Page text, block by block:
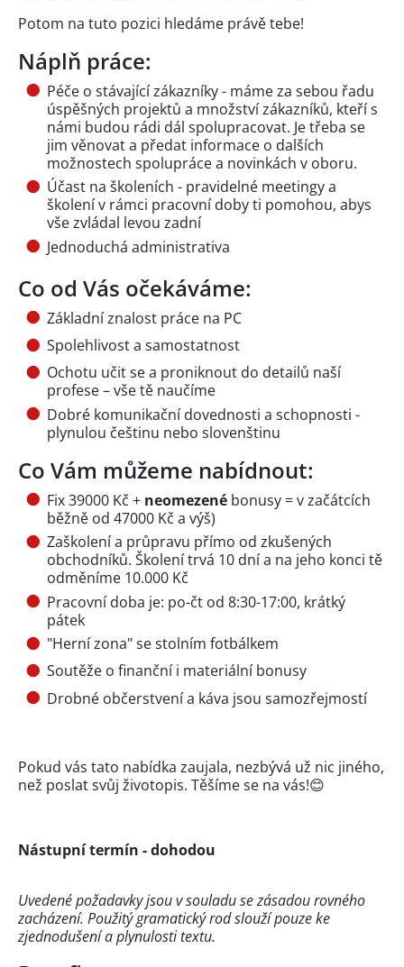
Potom na tuto pozici hledáme právě tebe!
Náplň práce:
Péče o stávající zákazníky - máme za sebou řadu
úspěšných projektů a množství zákazníků, kteří s
námi budou rádi dál spolupracovat. Je třeba se
jim věnovat a předat informace o dalších
možnostech spolupráce a novinkách v oboru.
Účast na školeních - pravidelné meetingy a
školení v rámci pracovní doby ti pomohou, abys
vše zvládal levou zadní
Jednoduchá administrativa
Co od Vás očekáváme:
Základní znalost práce na PC
Spolehlivost a samostatnost
Ochotu učit se a proniknout do detailů naší
profese – vše tě naučíme
Dobré komunikační dovednosti a schopnosti -
plynulou češtinu nebo slovenštinu
Co Vám můžeme nabídnout:
Fix 39000 Kč + neomezené bonusy = v začátcích
běžně od 47000 Kč a výš)
Zaškolení a průpravu přímo od zkušených
obchodníků. Školení trvá 10 dní a na jeho konci tě
odměníme 10.000 Kč
Pracovní doba je: po-čt od 8:30-17:00, krátký
pátek
"Herní zona" se stolním fotbálkem
Soutěže o finanční i materiální bonusy
Drobné občerstvení a káva jsou samozřejmostí
Pokud vás tato nabídka zaujala, nezbývá už nic jiného,
než poslat svůj životopis. Těšíme se na vás!😊
Nástupní termín - dohodou
Uvedené požadavky jsou v souladu se zásadou rovného
zacházení. Použitý gramatický rod slouží pouze ke
zjednodušení a plynulosti textu.